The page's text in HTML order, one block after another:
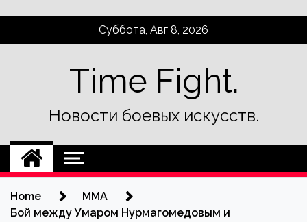
Суббота, Авг 8, 2026
Time Fight.
Новости боевых искусств.
Home
ММА
Бой между Умаром Нурмагомедовым и